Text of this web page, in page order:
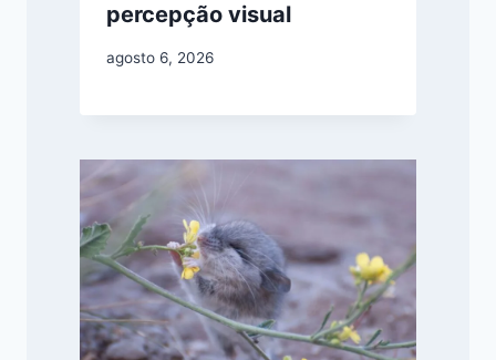
percepção visual
agosto 6, 2026